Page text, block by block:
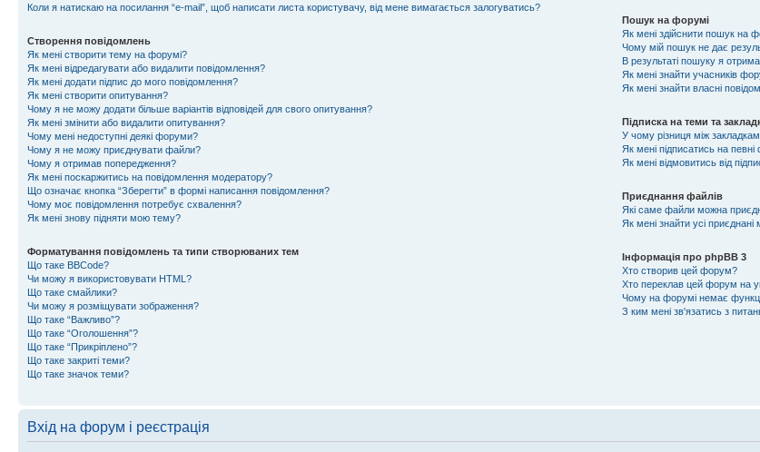
Коли я натискаю на посилання “e-mail”, щоб написати листа користувачу, від мене вимагається залогуватись?
Створення повідомлень
Як мені створити тему на форумі?
Як мені відредагувати або видалити повідомлення?
Як мені додати підпис до мого повідомлення?
Як мені створити опитування?
Чому я не можу додати більше варіантів відповідей для свого опитування?
Як мені змінити або видалити опитування?
Чому мені недоступні деякі форуми?
Чому я не можу приєднувати файли?
Чому я отримав попередження?
Як мені поскаржитись на повідомлення модератору?
Що означає кнопка “Зберегти” в формі написання повідомлення?
Чому моє повідомлення потребує схвалення?
Як мені знову підняти мою тему?
Форматування повідомлень та типи створюваних тем
Що таке BBCode?
Чи можу я використовувати HTML?
Що таке смайлики?
Чи можу я розміщувати зображення?
Що таке “Важливо”?
Що таке “Оголошення”?
Що таке “Прикріплено”?
Що таке закриті теми?
Що таке значок теми?
Пошук на форумі
Як мені здійснити пошук на
Чому мій пошук не дає
В результаті пошуку я
Як мені знайти учасників
Як мені знайти власні
Підписка на теми та
У чому різниця між
Як мені підписатись на
Як мені відмовитись від
Приєднання файлів
Які саме файли можна
Як мені знайти усі
Інформація про phpBB 3
Хто створив цей форум?
Хто переклав цей форум на
Чому на форумі немає
З ким мені зв'язатись з
Вхід на форум і реєстрація